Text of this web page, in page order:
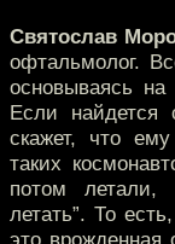
Святослав
офтальмолог.
основываясь
Если найдется
скажет, что
таких
потом летали,
летать”. То